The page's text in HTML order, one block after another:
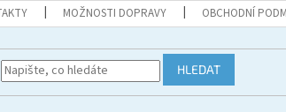
MOŽNOSTI DOPRAVY OBCHODNÍ
HLEDAT